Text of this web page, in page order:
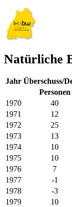
Natürliche
Jahr Überschuss/
Personen
1970
40
1971
12
1972
25
1973
13
1974
10
1975
10
1976
7
1977
-1
1978
-3
1979
10